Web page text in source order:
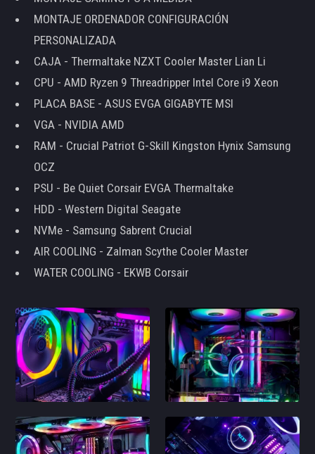
MONTAJE ORDENADOR CONFIGURACIÓN
PERSONALIZADA
CAJA - Thermaltake NZXT Cooler Master Lian Li
CPU - AMD Ryzen 9 Threadripper Intel Core i9 Xeon
PLACA BASE - ASUS EVGA GIGABYTE MSI
VGA - NVIDIA AMD
RAM - Crucial Patriot G-Skill Kingston Hynix Samsung
OCZ
PSU - Be Quiet Corsair EVGA Thermaltake
HDD - Western Digital Seagate
NVMe - Samsung Sabrent Crucial
AIR COOLING - Zalman Scythe Cooler Master
WATER COOLING - EKWB Corsair